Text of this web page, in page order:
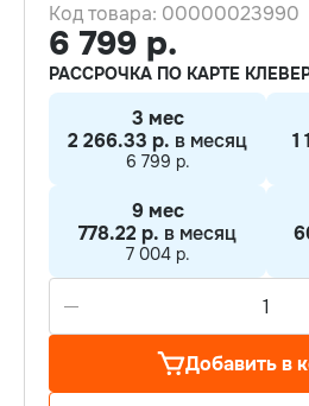
35м²
Wi-Fi
A++
Код товара: 00000023990
6 799 р.
РАССРОЧКА ПО КАРТЕ
3 мес
2 266.33 р. в месяц
6 799 р.
1
9 мес
778.22 р. в месяц
7 004 р.
Добавить в